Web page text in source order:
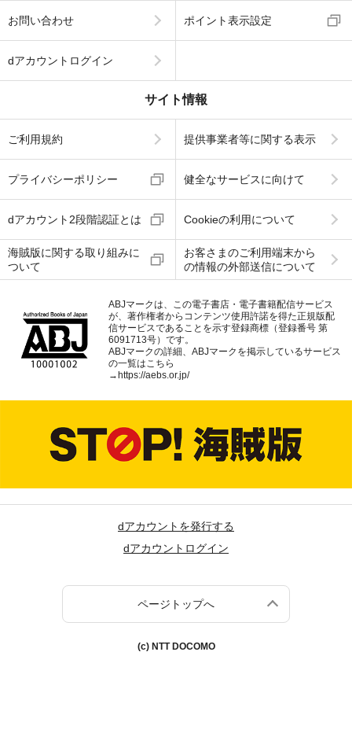
お問い合わせ ポイント表示設定
dアカウントログイン
サイト情報
ご利用規約 提供事業者等に関する表示
プライバシーポリシー 健全なサービスに向けて
dアカウント2段階認証とは Cookieの利用について
海賊版に関する取り組みに
ついて
お客さまのご利用端末から
の情報の外部送信について
ABJマークは、この電子書店・電子書籍配信サービス
が、著作権者からコンテンツ使用許諾を得た正規版配
信サービスであることを示す登録商標（登録番号 第
6091713号）です。
ABJマークの詳細、ABJマークを掲示しているサービス
の一覧はこちら
→https://aebs.or.jp/
dアカウントを発行する
dアカウントログイン
ページトップへ
(c) NTT DOCOMO